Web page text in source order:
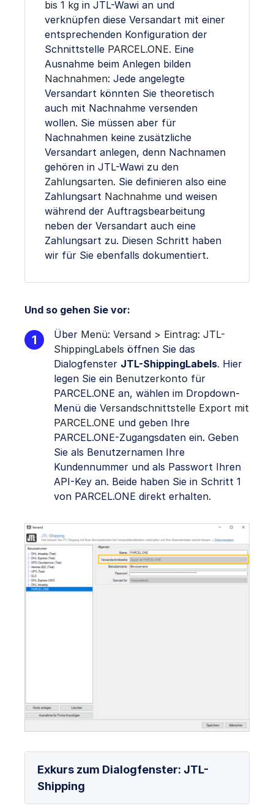
bis 1 kg in JTL-Wawi an und
verknüpfen diese Versandart mit einer
entsprechenden Konfiguration der
Schnittstelle PARCEL.ONE. Eine
Ausnahme beim Anlegen bilden
Nachnahmen: Jede angelegte
Versandart könnten Sie theoretisch
auch mit Nachnahme versenden
wollen. Sie müssen aber für
Nachnahmen keine zusätzliche
Versandart anlegen, denn Nachnamen
gehören in JTL-Wawi zu den
Zahlungsarten. Sie definieren also eine
Zahlungsart Nachnahme und weisen
während der Auftragsbearbeitung
neben der Versandart auch eine
Zahlungsart zu. Diesen Schritt haben
wir für Sie ebenfalls dokumentiert.
Und so gehen Sie vor:
Über Menü: Versand > Eintrag: JTL-
ShippingLabels öffnen Sie das
Dialogfenster JTL-ShippingLabels. Hier
legen Sie ein Benutzerkonto für
PARCEL.ONE an, wählen im Dropdown-
Menü die Versandschnittstelle Export mit
PARCEL.ONE und geben Ihre
PARCEL.ONE-Zugangsdaten ein. Geben
Sie als Benutzernamen Ihre
Kundennummer und als Passwort Ihren
API-Key an. Beide haben Sie in Schritt 1
von PARCEL.ONE direkt erhalten.
Exkurs zum Dialogfenster: JTL-
Shipping